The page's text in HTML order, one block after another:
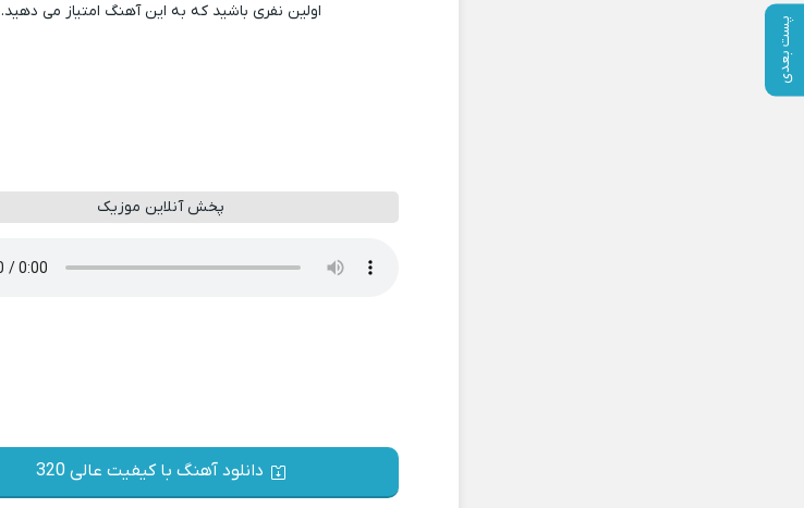
پست بعدی
اولین نفری باشید که به این آهنگ امتیاز می دهید.
پخش آنلاین موزیک
دانلود آهنگ با کیفیت عالی 320